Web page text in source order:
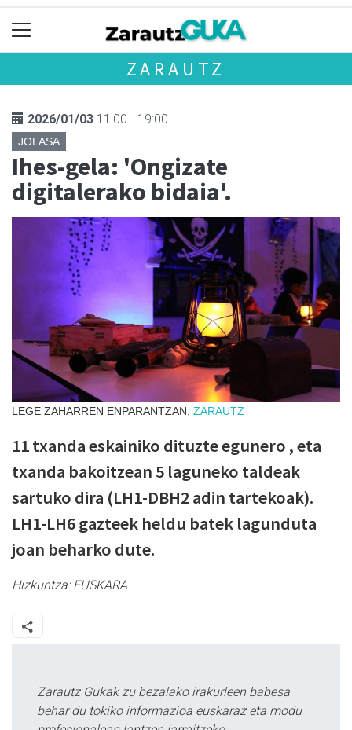
ZARAUTZ
2026/01/03 11:00 - 19:00
JOLASA
Ihes-gela: 'Ongizate
digitalerako bidaia'.
LEGE ZAHARREN ENPARANTZAN, ZARAUTZ
11 txanda eskainiko dituzte egunero , eta
txanda bakoitzean 5 laguneko taldeak
sartuko dira (LH1-DBH2 adin tartekoak).
LH1-LH6 gazteek heldu batek lagunduta
joan beharko dute.
Hizkuntza:EUSKARA
Zarautz Gukak zu bezalako irakurleen babesa
behar du tokiko informazioa euskaraz eta modu